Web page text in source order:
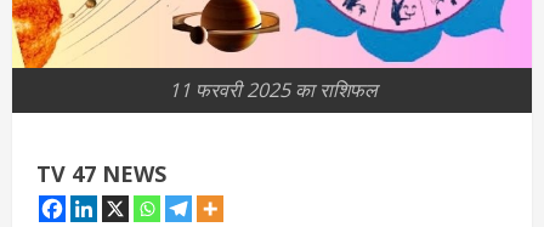
11 फरवरी 2025 का राशिफल
TV 47 NEWS